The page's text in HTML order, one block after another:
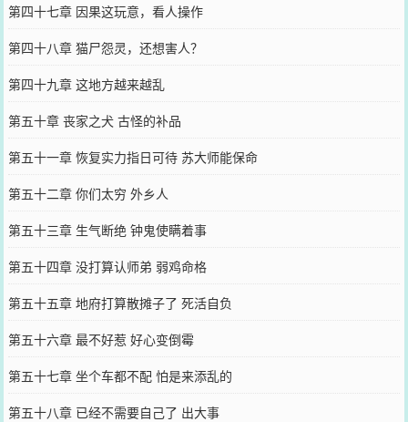
第四十七章 因果这玩意，看人操作
第四十八章 猫尸怨灵，还想害人？
第四十九章 这地方越来越乱
第五十章 丧家之犬 古怪的补品
第五十一章 恢复实力指日可待 苏大师能保命
第五十二章 你们太穷 外乡人
第五十三章 生气断绝 钟鬼使瞒着事
第五十四章 没打算认师弟 弱鸡命格
第五十五章 地府打算散摊子了 死活自负
第五十六章 最不好惹 好心变倒霉
第五十七章 坐个车都不配 怕是来添乱的
第五十八章 已经不需要自己了 出大事